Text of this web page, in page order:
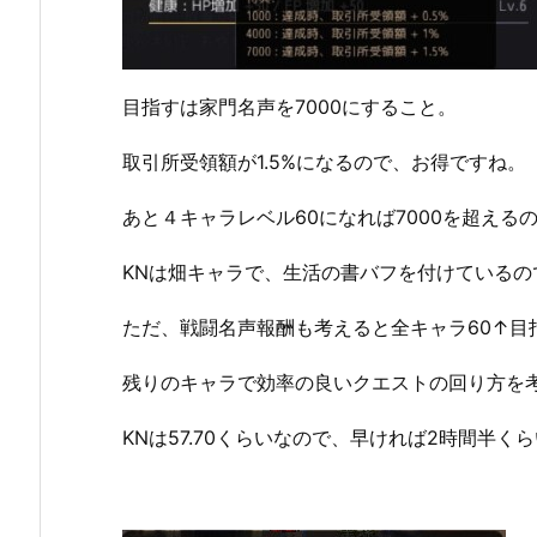
目指すは家門名声を7000にすること。
取引所受領額が1.5%になるので、お得ですね。
あと４キャラレベル60になれば7000を超える
KNは畑キャラで、生活の書バフを付けている
ただ、戦闘名声報酬も考えると全キャラ60↑目
残りのキャラで効率の良いクエストの回り方を
KNは57.70くらいなので、早ければ2時間半く